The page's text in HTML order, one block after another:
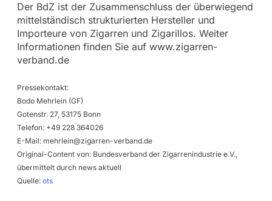
Der BdZ ist der Zusammenschluss der überwiegend
mittelständisch strukturierten Hersteller und
Importeure von Zigarren und Zigarillos. Weiter
Informationen finden Sie auf www.zigarren-
verband.de
Pressekontakt:
Bodo Mehrlein (GF)
Gotenstr. 27, 53175 Bonn
Telefon: +49 228 364026
E-Mail: mehrlein@zigarren-verband.de
Original-Content von: Bundesverband der Zigarrenindustrie e.V.,
übermittelt durch news aktuell
Quelle: ots